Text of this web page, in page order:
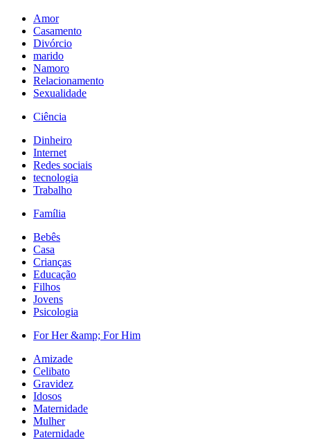
Amor
Casamento
Divórcio
marido
Namoro
Relacionamento
Sexualidade
Ciência
Dinheiro
Internet
Redes sociais
tecnologia
Trabalho
Família
Bebês
Casa
Crianças
Educação
Filhos
Jovens
Psicologia
For Her &amp; For Him
Amizade
Celibato
Gravidez
Idosos
Maternidade
Mulher
Paternidade